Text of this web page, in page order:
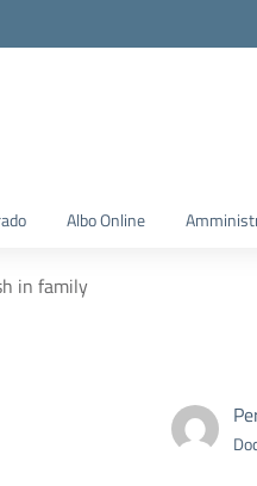
Albo Online
in family